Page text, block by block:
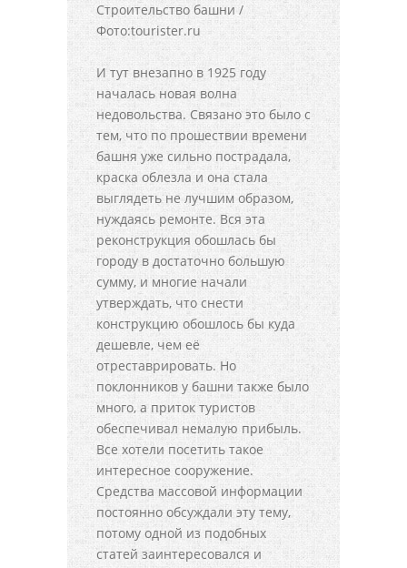
Строительство башни /
Фото:tourister.ru
И тут внезапно в 1925 году
началась новая волна
недовольства. Связано это было с
тем, что по прошествии времени
башня уже сильно пострадала,
краска облезла и она стала
выглядеть не лучшим образом,
нуждаясь ремонте. Вся эта
реконструкция обошлась бы
городу в достаточно большую
сумму, и многие начали
утверждать, что снести
конструкцию обошлось бы куда
дешевле, чем её
отреставрировать. Но
поклонников у башни также было
много, а приток туристов
обеспечивал немалую прибыль.
Все хотели посетить такое
интересное сооружение.
Средства массовой информации
постоянно обсуждали эту тему,
потому одной из подобных
статей заинтересовался и